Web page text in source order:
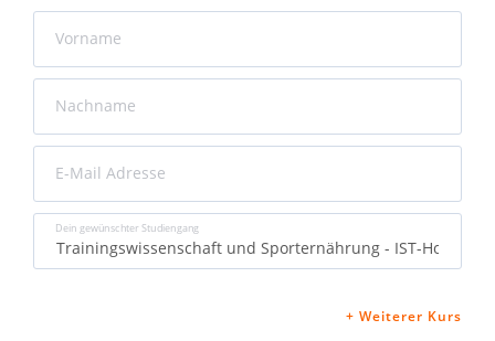
Vorname
Nachname
E-Mail Adresse
Dein gewünschter Studiengang
+ Weiterer Kurs